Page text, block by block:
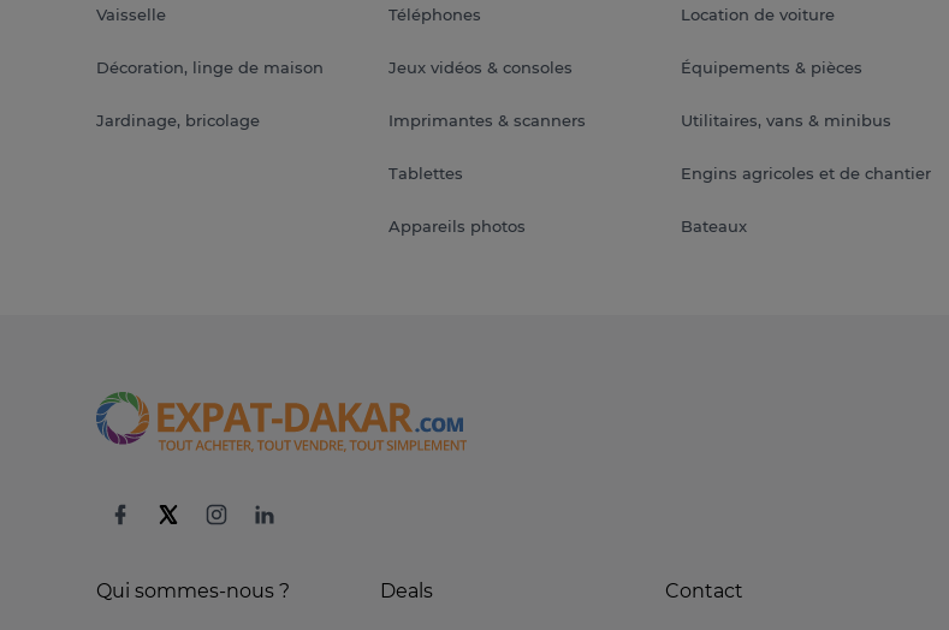
Vaisselle
Décoration, linge de maison
Jardinage, bricolage
Téléphones
Jeux vidéos & consoles
Imprimantes & scanners
Tablettes
Appareils photos
Location de voiture
Équipements & pièces
Utilitaires, vans & minibus
Engins agricoles et de chantier
Bateaux
Qui sommes-nous ? Deals Contact